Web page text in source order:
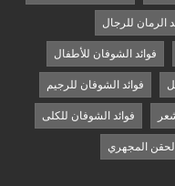
الرمان للرجال
فوائد الشوفان للأطفال
فوائد الشوفان للرجيم
فوائد الشوفان للكلى
المجهري